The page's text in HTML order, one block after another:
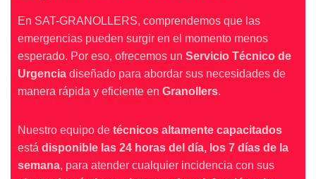
En SAT-GRANOLLERS, comprendemos que las
emergencias pueden surgir en el momento menos
esperado. Por eso, ofrecemos un Servicio Técnico de
Urgencia diseñado para abordar sus necesidades de
manera rápida y eficiente en Granollers.
Nuestro equipo de técnicos altamente capacitados
está disponible las 24 horas del día, los 7 días de la
semana, para atender cualquier incidencia con sus